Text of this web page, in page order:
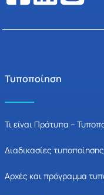
Τυποποίηση
Τι είναι Πρότυπα –
Διαδικασίες τυποποίησης
Αρχές και πρόγραμμα